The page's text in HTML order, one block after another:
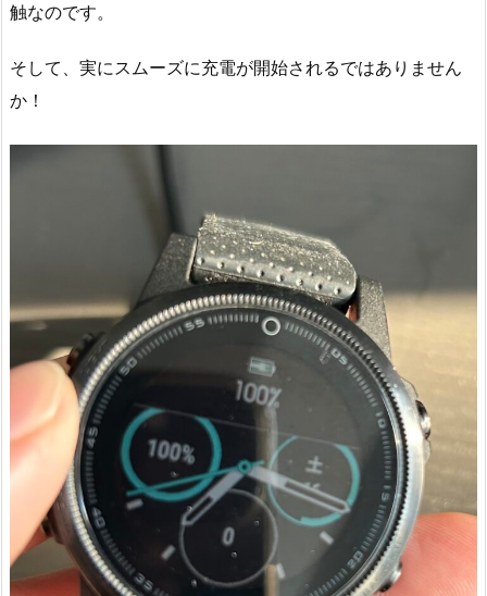
触なのです。
そして、実にスムーズに充電が開始されるではありません
か！